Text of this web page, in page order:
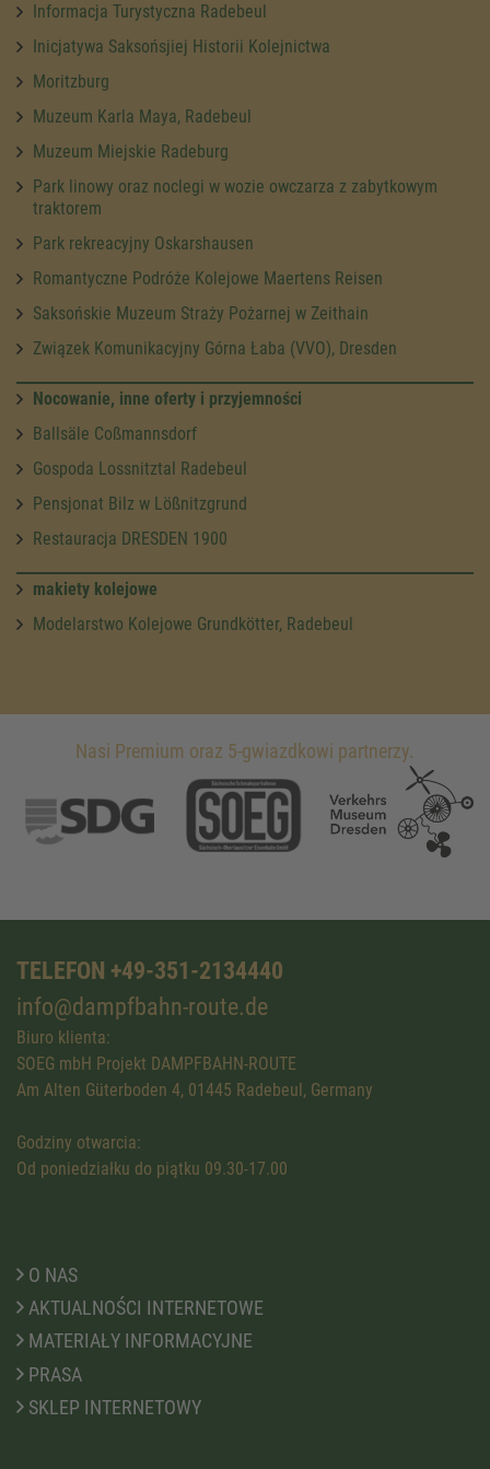
Informacja Turystyczna Radebeul
Inicjatywa Saksońsjiej Historii Kolejnictwa
Moritzburg
Muzeum Karla Maya, Radebeul
Muzeum Miejskie Radeburg
Park linowy oraz noclegi w wozie owczarza z zabytkowym
traktorem
Park rekreacyjny Oskarshausen
Romantyczne Podróże Kolejowe Maertens Reisen
Saksońskie Muzeum Straży Pożarnej w Zeithain
Związek Komunikacyjny Górna Łaba (VVO), Dresden
Nocowanie, inne oferty i przyjemności
Ballsäle Coßmannsdorf
Gospoda Lossnitztal Radebeul
Pensjonat Bilz w Lößnitzgrund
Restauracja DRESDEN 1900
makiety kolejowe
Modelarstwo Kolejowe Grundkötter, Radebeul
Nasi Premium oraz 5-gwiazdkowi partnerzy.
TELEFON +49-351-2134440
info@dampfbahn-route.de
Biuro klienta:
SOEG mbH Projekt DAMPFBAHN-ROUTE
Am Alten Güterboden 4, 01445 Radebeul, Germany
Godziny otwarcia:
Od poniedziałku do piątku 09.30-17.00
O NAS
AKTUALNOŚCI INTERNETOWE
MATERIAŁY INFORMACYJNE
PRASA
SKLEP INTERNETOWY